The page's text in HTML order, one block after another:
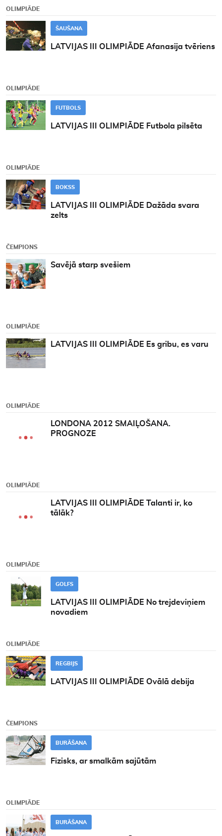
OLIMPIĀDE
ŠAUŠANA
LATVIJAS III OLIMPIĀDE Afanasija tvēriens
OLIMPIĀDE
FUTBOLS
LATVIJAS III OLIMPIĀDE Futbola pilsēta
OLIMPIĀDE
BOKSS
LATVIJAS III OLIMPIĀDE Dažāda svara
zelts
ČEMPIONS
Savējā starp svešiem
OLIMPIĀDE
LATVIJAS III OLIMPIĀDE Es gribu, es varu
OLIMPIĀDE
LONDONA 2012 SMAIĻOŠANA.
PROGNOZE
OLIMPIĀDE
LATVIJAS III OLIMPIĀDE Talanti ir, ko
tālāk?
OLIMPIĀDE
GOLFS
LATVIJAS III OLIMPIĀDE No trejdeviņiem
novadiem
OLIMPIĀDE
REGBIJS
LATVIJAS III OLIMPIĀDE Ovālā debija
ČEMPIONS
BURĀŠANA
Fizisks, ar smalkām sajūtām
OLIMPIĀDE
BURĀŠANA